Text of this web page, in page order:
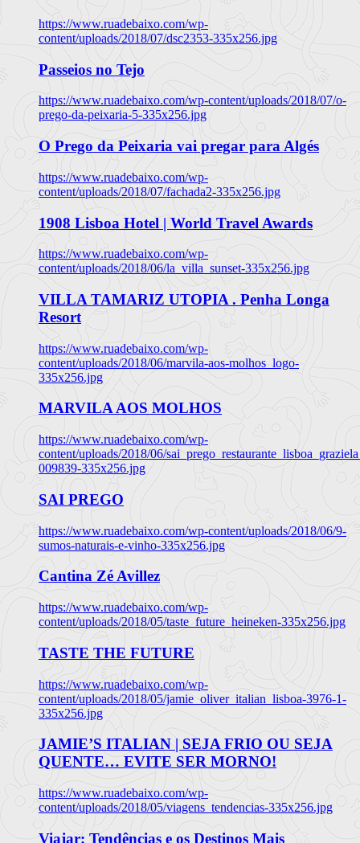
https://www.ruadebaixo.com/wp-
content/uploads/2018/07/dsc2353-335x256.jpg
Passeios no Tejo
https://www.ruadebaixo.com/wp-content/uploads/2018/07/o-
prego-da-peixaria-5-335x256.jpg
O Prego da Peixaria vai pregar para Algés
https://www.ruadebaixo.com/wp-
content/uploads/2018/07/fachada2-335x256.jpg
1908 Lisboa Hotel | World Travel Awards
https://www.ruadebaixo.com/wp-
content/uploads/2018/06/la_villa_sunset-335x256.jpg
VILLA TAMARIZ UTOPIA . Penha Longa
Resort
https://www.ruadebaixo.com/wp-
content/uploads/2018/06/marvila-aos-molhos_logo-
335x256.jpg
MARVILA AOS MOLHOS
https://www.ruadebaixo.com/wp-
content/uploads/2018/06/
009839-335x256.jpg
SAI PREGO
https://www.ruadebaixo.com/wp-content/uploads/2018/06/9-
sumos-naturais-e-vinho-335x256.jpg
Cantina Zé Avillez
https://www.ruadebaixo.com/wp-
content/uploads/2018/05/taste_future_heineken-335x256.jpg
TASTE THE FUTURE
https://www.ruadebaixo.com/wp-
content/uploads/2018/05/jamie_oliver_italian_lisboa-3976-1-
335x256.jpg
JAMIE’S ITALIAN | SEJA FRIO OU SEJA
QUENTE… EVITE SER MORNO!
https://www.ruadebaixo.com/wp-
content/uploads/2018/05/viagens_tendencias-335x256.jpg
Viajar: Tendências e os Destinos Mais